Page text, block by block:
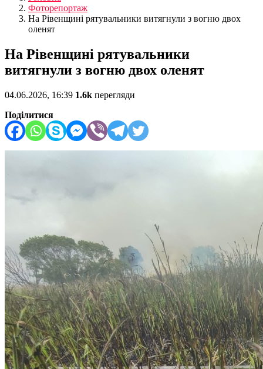
Фоторепортаж
На Рівенщині рятувальники витягнули з вогню двох
оленят
На Рівенщині рятувальники
витягнули з вогню двох оленят
04.06.2026, 16:39 1.6k перегляди
Поділитися